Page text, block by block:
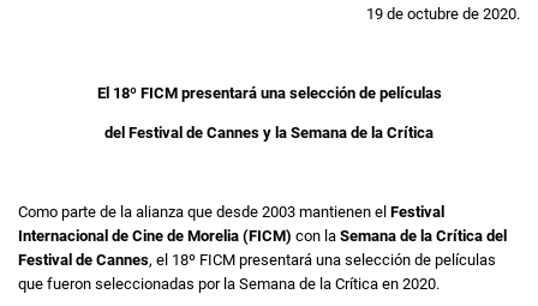
19 de octubre de 2020.
El 18º FICM presentará una selección de películas
del Festival de Cannes y la Semana de la Crítica
Como parte de la alianza que desde 2003 mantienen el Festival
Internacional de Cine de Morelia (FICM) con la Semana de la Crítica del
Festival de Cannes, el 18º FICM presentará una selección de películas
que fueron seleccionadas por la Semana de la Crítica en 2020.